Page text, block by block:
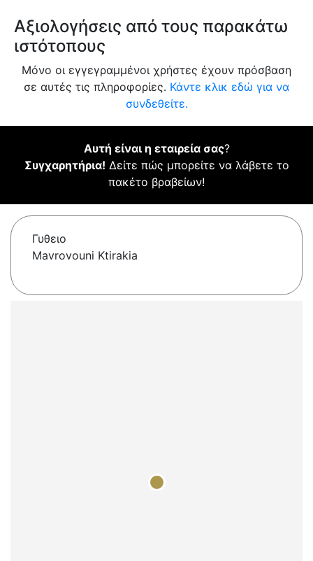
Αξιολογήσεις από τους παρακάτω
ιστότοπους
Μόνο οι εγγεγραμμένοι χρήστες έχουν πρόσβαση
σε αυτές τις πληροφορίες. Κάντε κλικ εδώ για να
συνδεθείτε.
Αυτή είναι η εταιρεία σας?
Συγχαρητήρια! Δείτε πώς μπορείτε να λάβετε το
πακέτο βραβείων!
Γυθειο
Mavrovouni Ktirakia